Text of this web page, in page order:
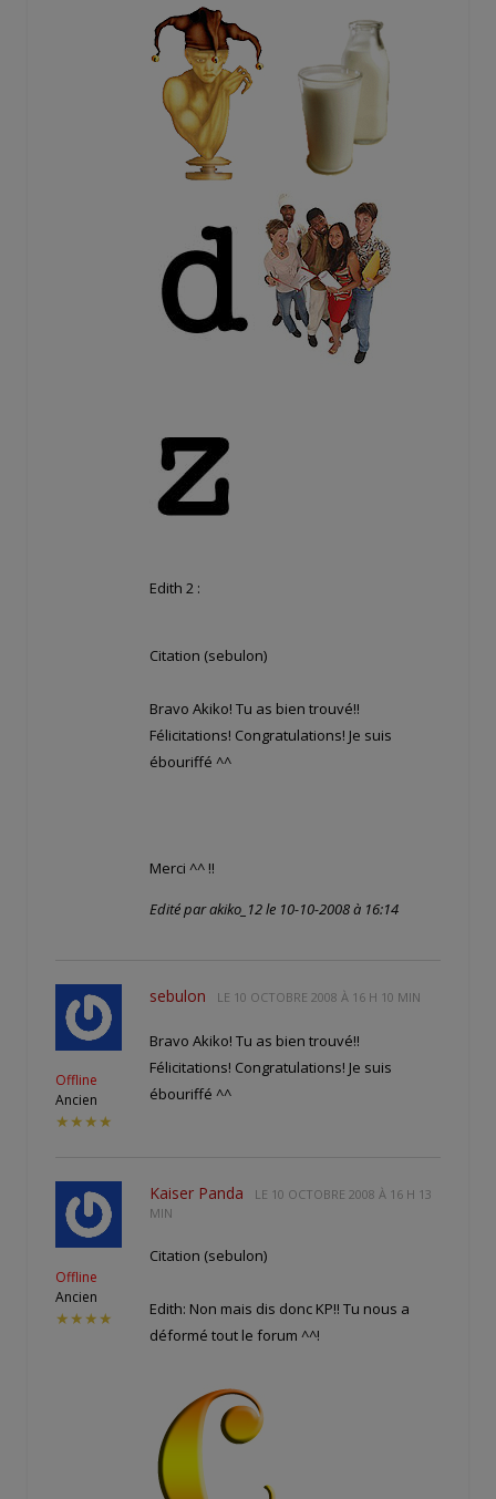
Edith 2 :
Citation (sebulon)
Bravo Akiko! Tu as bien trouvé!!
Félicitations! Congratulations! Je suis
ébouriffé ^^
Merci ^^ !!
Edité par akiko_12 le 10-10-2008 à 16:14
Offline
Ancien
★★★★
sebulon LE 10 OCTOBRE 2008 À 16 H 10 MIN
Bravo Akiko! Tu as bien trouvé!!
Félicitations! Congratulations! Je suis
ébouriffé ^^
Offline
Ancien
★★★★
Kaiser Panda LE 10 OCTOBRE 2008 À 16 H 13
MIN
Citation (sebulon)
Edith: Non mais dis donc KP!! Tu nous a
déformé tout le forum ^^!